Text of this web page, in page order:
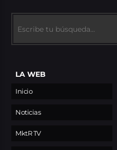
LA WEB
Inicio
Noticias
MktR TV